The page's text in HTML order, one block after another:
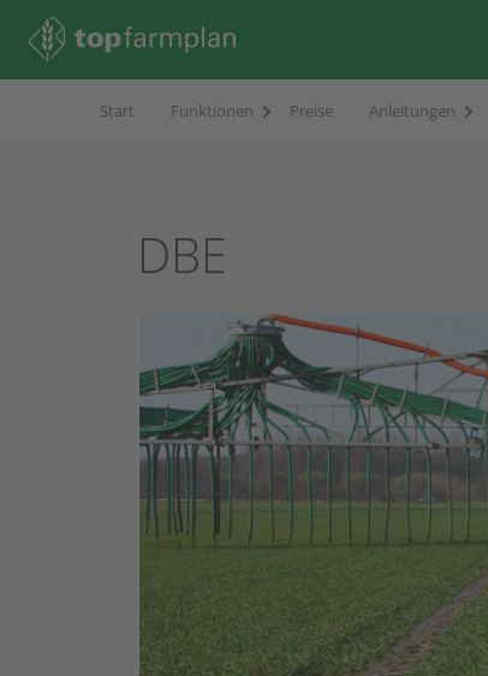
Start Funktionen Preise Anleitungen
DBE